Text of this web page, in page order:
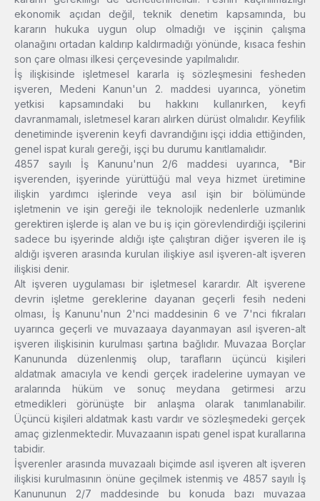
ekonomik açıdan değil, teknik denetim kapsamında, bu
kararın hukuka uygun olup olmadığı ve işçinin çalışma
olanağını ortadan kaldırıp kaldırmadığı yönünde, kısaca feshin
son çare olması ilkesi çerçevesinde yapılmalıdır.
İş ilişkisinde işletmesel kararla iş sözleşmesini fesheden
işveren, Medeni Kanun'un 2. maddesi uyarınca, yönetim
yetkisi kapsamındaki bu hakkını kullanırken, keyfi
davranmamalı, isletmesel kararı alırken dürüst olmalıdır. Keyfilik
denetiminde işverenin keyfi davrandığını işçi iddia ettiğinden,
genel ispat kuralı gereği, işçi bu durumu kanıtlamalıdır.
4857 sayılı İş Kanunu'nun 2/6 maddesi uyarınca, "Bir
işverenden, işyerinde yürüttüğü mal veya hizmet üretimine
ilişkin yardımcı işlerinde veya asıl işin bir bölümünde
işletmenin ve işin gereği ile teknolojik nedenlerle uzmanlık
gerektiren işlerde iş alan ve bu iş için görevlendirdiği işçilerini
sadece bu işyerinde aldığı işte çalıştıran diğer işveren ile iş
aldığı işveren arasında kurulan ilişkiye asıl işveren-alt işveren
ilişkisi denir.
Alt işveren uygulaması bir işletmesel karardır. Alt işverene
devrin işletme gereklerine dayanan geçerli fesih nedeni
olması, İş Kanunu'nun 2'nci maddesinin 6 ve 7'nci fıkraları
uyarınca geçerli ve muvazaaya dayanmayan asıl işveren-alt
işveren ilişkisinin kurulması şartına bağlıdır. Muvazaa Borçlar
Kanununda düzenlenmiş olup, tarafların üçüncü kişileri
aldatmak amacıyla ve kendi gerçek iradelerine uymayan ve
aralarında hüküm ve sonuç meydana getirmesi arzu
etmedikleri görünüşte bir anlaşma olarak tanımlanabilir.
Üçüncü kişileri aldatmak kastı vardır ve sözleşmedeki gerçek
amaç gizlenmektedir. Muvazaanın ispatı genel ispat kurallarına
tabidir.
İşverenler arasında muvazaalı biçimde asıl işveren alt işveren
ilişkisi kurulmasının önüne geçilmek istenmiş ve 4857 sayılı İş
Kanununun 2/7 maddesinde bu konuda bazı muvazaa